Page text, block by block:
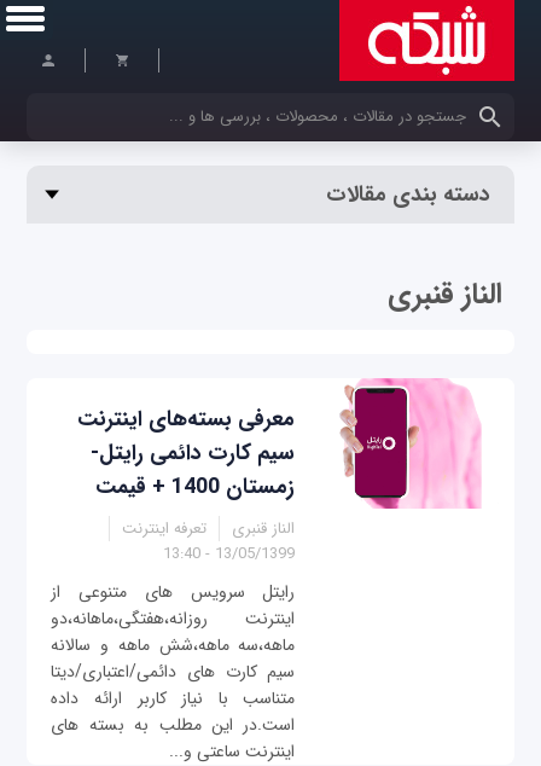
کلمات کلیدی خود را وارد کنید
دسته بندی مقالات
الناز قنبری
معرفی بسته‌های اینترنت
سیم کارت دائمی رایتل-
زمستان 1400 + قیمت
الناز قنبری
تعرفه اینترنت
13/05/1399 - 13:40
رایتل سرویس های متنوعی از
اینترنت روزانه،هفتگی،ماهانه،دو
ماهه،سه ماهه،شش ماهه و سالانه
سیم کارت های دائمی/اعتباری/دیتا
متناسب با نیاز کاربر ارائه داده
است.در این مطلب به بسته های
اینترنت ساعتی و...